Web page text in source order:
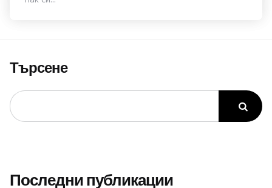
Търсене
Последни публикации